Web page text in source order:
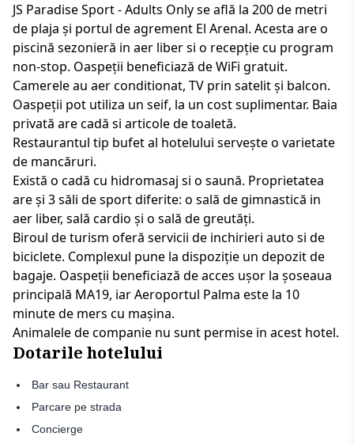
JS Paradise Sport - Adults Only se află la 200 de metri
de plaja și portul de agrement El Arenal. Acesta are o
piscină sezonieră in aer liber si o recepție cu program
non-stop. Oaspeții beneficiază de WiFi gratuit.
Camerele au aer conditionat, TV prin satelit și balcon.
Oaspeții pot utiliza un seif, la un cost suplimentar. Baia
privată are cadă si articole de toaletă.
Restaurantul tip bufet al hotelului servește o varietate
de mancăruri.
Există o cadă cu hidromasaj si o saună. Proprietatea
are și 3 săli de sport diferite: o sală de gimnastică in
aer liber, sală cardio și o sală de greutăți.
Biroul de turism oferă servicii de inchirieri auto si de
biciclete. Complexul pune la dispoziție un depozit de
bagaje. Oaspeții beneficiază de acces ușor la șoseaua
principală MA19, iar Aeroportul Palma este la 10
minute de mers cu mașina.
Animalele de companie nu sunt permise in acest hotel.
Dotarile hotelului
Bar sau Restaurant
Parcare pe strada
Concierge